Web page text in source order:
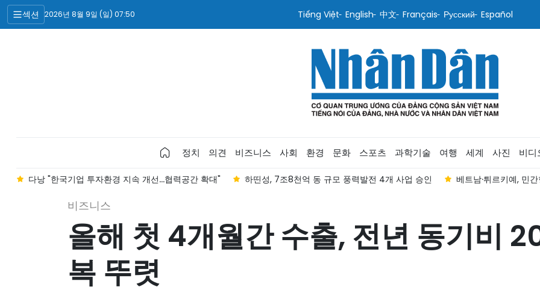
섹션 2026년 8월 9일 (일) 07:50 Tiếng Việt English 中文 Français Русский Español
정치 의견 비즈니스 사회 환경 문화 스포츠 과학기술 여행 세계 사진 비디
다낭 "한국기업 투자환경 지속 개선...협력공간 확대" 하띤성, 7조8천억 동 규모 풍력발전 4개 사업 승인 베트남·튀르키예, 민
비즈니스
올해 첫 4개월간 수출, 전년 동기비
복 뚜렷